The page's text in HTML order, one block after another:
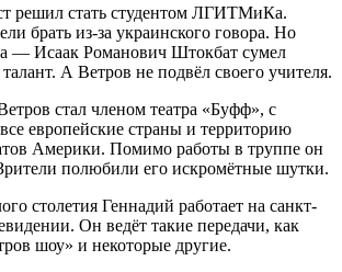
решил стать студентом ЛГИТМиКа.
брать из-за украинского говора. Но
— Исаак Романович Штокбат сумел
талант. А Ветров не подвёл своего учителя.
стал членом театра «Буфф», с
европейские страны и территорию
Америки. Помимо работы в труппе он
полюбили его искромётные шутки.
столетия Геннадий работает на санкт-
Он ведёт такие передачи, как
шоу» и некоторые другие.